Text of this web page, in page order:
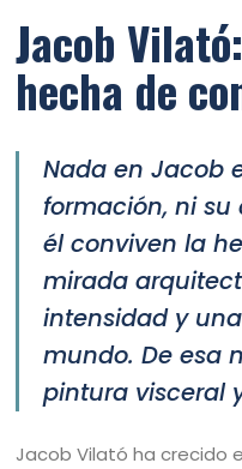
Jacob
hecha de
Nada en Jacob
formación, ni su
él conviven la
mirada
intensidad y
mundo. De esa
pintura visceral
Jacob Vilató ha crecido